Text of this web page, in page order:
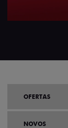
OFERTAS
NOVOS